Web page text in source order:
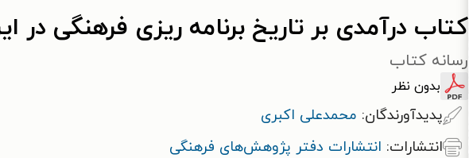
کتاب درآمدی بر تاریخ برنامه ریزی فرهنگی در
رسانه کتاب
بدون نظر
پدیدآورندگان: محمدعلی اکبری
انتشارات: انتشارات دفتر پژوهش‌های فرهنگی